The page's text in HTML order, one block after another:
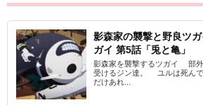
影森家の襲撃と野良ツ
ガイ 第5話「兎と亀」
影森家を襲撃するツガイ 部
受けるジン達。 ユルは死ん
だけあれ...